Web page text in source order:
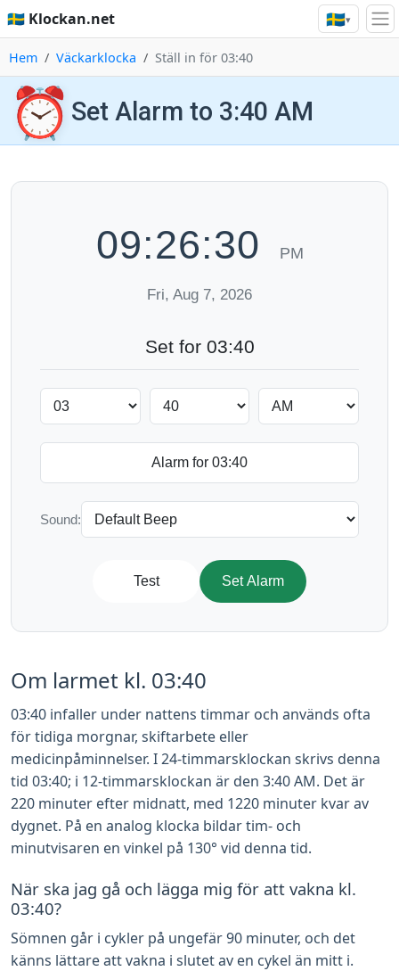
🇸🇪 Klockan.net 🇸🇪▾
Hem Väckarklocka Ställ in för 03:40
⏰ Set Alarm to 3:40 AM
09:26:31 PM
Fri, Aug 7, 2026
Set for 03:40
Sound:
Test Set Alarm
Om larmet kl. 03:40
03:40 infaller under nattens timmar och används ofta
för tidiga morgnar, skiftarbete eller
medicinpåminnelser. I 24-timmarsklockan skrivs denna
tid 03:40; i 12-timmarsklockan är den 3:40 AM. Det är
220 minuter efter midnatt, med 1220 minuter kvar av
dygnet. På en analog klocka bildar tim- och
minutvisaren en vinkel på 130° vid denna tid.
När ska jag gå och lägga mig för att vakna kl.
03:40?
Sömnen går i cykler på ungefär 90 minuter, och det
känns lättare att vakna i slutet av en cykel än mitt i.